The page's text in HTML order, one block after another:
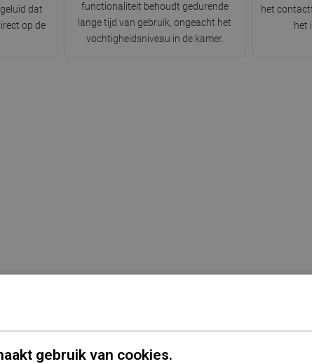
dat
op de
functionaliteit behoudt gedurende
lange tijd van gebruik, ongeacht het
vochtigheidsniveau in de kamer.
het
het
gebruik van cookies.